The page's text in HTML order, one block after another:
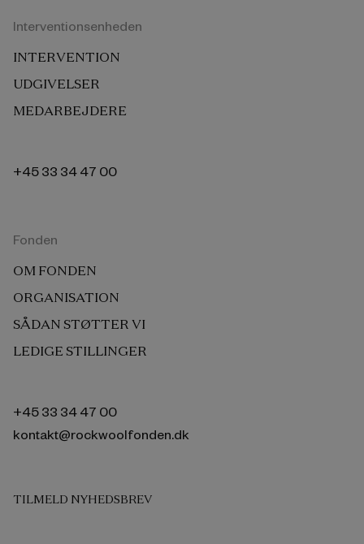
Interventionsenheden
INTERVENTION
UDGIVELSER
MEDARBEJDERE
+45 33 34 47 00
Fonden
OM FONDEN
ORGANISATION
SÅDAN STØTTER VI
LEDIGE STILLINGER
+45 33 34 47 00
kontakt@rockwoolfonden.dk
TILMELD NYHEDSBREV